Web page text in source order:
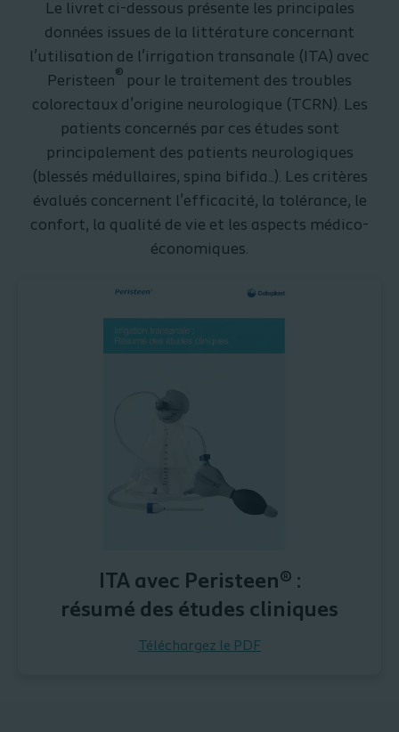
Le livret ci-dessous présente les principales
données issues de la littérature concernant
l’utilisation de l’irrigation transanale (ITA) avec
Peristeen® pour le traitement des troubles
colorectaux d’origine neurologique (TCRN). Les
patients concernés par ces études sont
principalement des patients neurologiques
(blessés médullaires, spina bifida...). Les critères
évalués concernent l’efficacité, la tolérance, le
confort, la qualité de vie et les aspects médico-
économiques.
ITA avec Peristeen® :
résumé des études cliniques
Téléchargez le PDF